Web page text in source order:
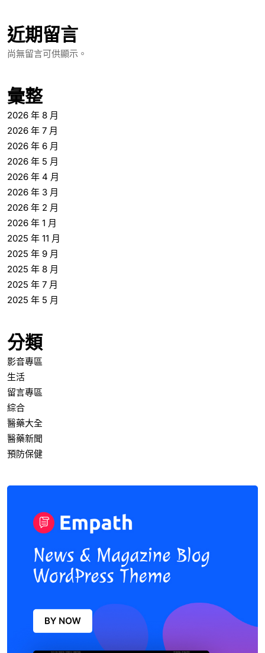
近期留言
尚無留言可供顯示。
彙整
2026 年 8 月
2026 年 7 月
2026 年 6 月
2026 年 5 月
2026 年 4 月
2026 年 3 月
2026 年 2 月
2026 年 1 月
2025 年 11 月
2025 年 9 月
2025 年 8 月
2025 年 7 月
2025 年 5 月
分類
影音專區
生活
留言專區
綜合
醫藥大全
醫藥新聞
預防保健